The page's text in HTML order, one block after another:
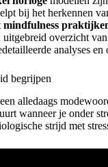
bij het herkennen
mindfulness
overzicht
analyses
begrijpen
alledaags
wanneer je onder
strijd met